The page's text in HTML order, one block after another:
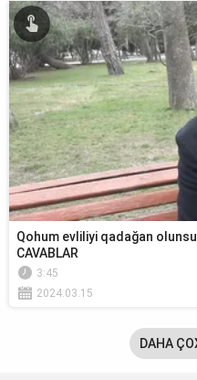
Qohum evliliyi qadağan
CAVABLAR
3:45
2024.03.15
DAHA